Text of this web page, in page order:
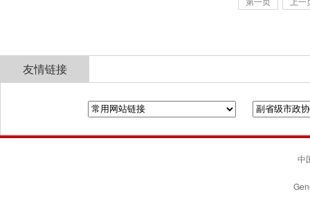
友情链接
中